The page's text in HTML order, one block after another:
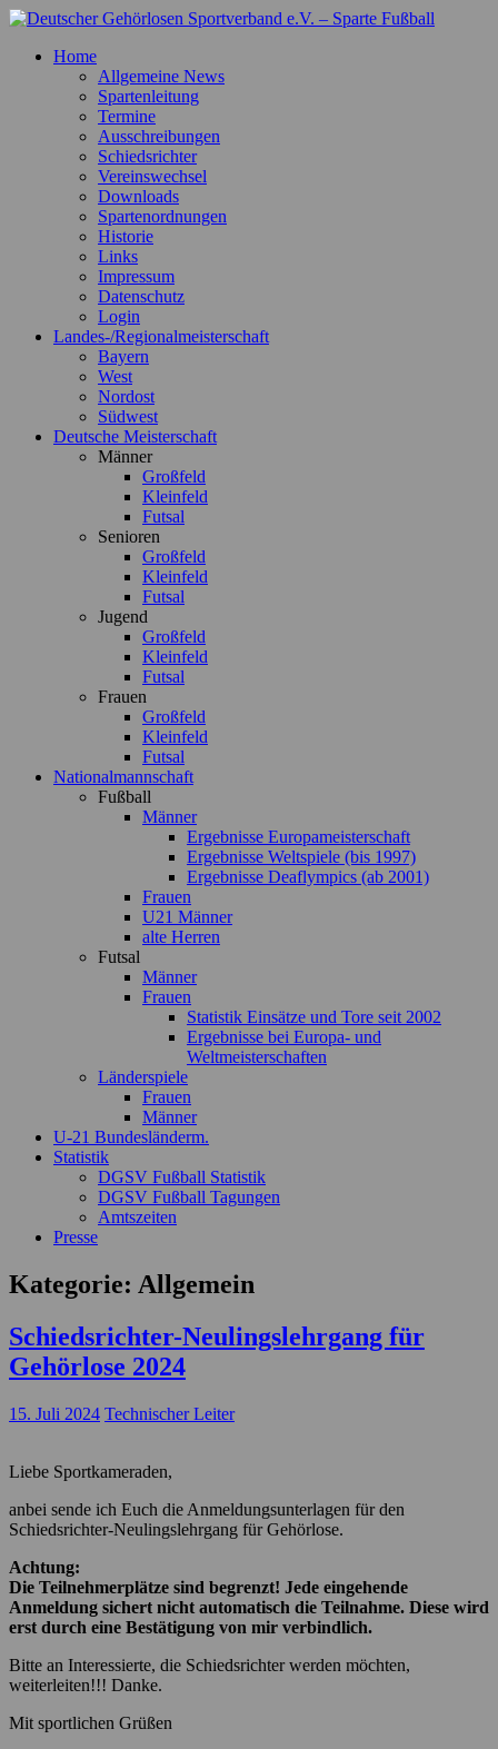
Zum
springen
Deutscher Gehörlosen Sportverband e.V. – Sparte Fußball
Offizielle Webseite der Sparte Fußball
Home
Allgemeine News
Spartenleitung
Termine
Ausschreibungen
Schiedsrichter
Vereinswechsel
Downloads
Spartenordnungen
Historie
Links
Impressum
Datenschutz
Login
Landes-/Regionalmeisterschaft
Bayern
West
Nordost
Südwest
Deutsche Meisterschaft
Männer
Großfeld
Kleinfeld
Futsal
Senioren
Großfeld
Kleinfeld
Futsal
Jugend
Großfeld
Kleinfeld
Futsal
Frauen
Großfeld
Kleinfeld
Futsal
Nationalmannschaft
Fußball
Männer
Ergebnisse Europameisterschaft
Ergebnisse Weltspiele (bis 1997)
Ergebnisse Deaflympics (ab 2001)
Frauen
U21 Männer
alte Herren
Futsal
Männer
Frauen
Statistik Einsätze und Tore seit 2002
Ergebnisse bei Europa- und
Weltmeisterschaften
Länderspiele
Frauen
Männer
U-21 Bundesländerm.
Statistik
DGSV Fußball Statistik
DGSV Fußball Tagungen
Amtszeiten
Presse
Kategorie: Allgemein
Schiedsrichter-Neulingslehrgang für
Gehörlose 2024
15. Juli 2024 Technischer Leiter
Liebe Sportkameraden,
anbei sende ich Euch die Anmeldungsunterlagen für den
Schiedsrichter-Neulingslehrgang für Gehörlose.
Achtung:
Die Teilnehmerplätze sind begrenzt! Jede eingehende
Anmeldung sichert nicht automatisch die Teilnahme. Diese wird
erst durch eine Bestätigung von mir verbindlich.
Bitte an Interessierte, die Schiedsrichter werden möchten,
weiterleiten!!! Danke.
Mit sportlichen Grüßen